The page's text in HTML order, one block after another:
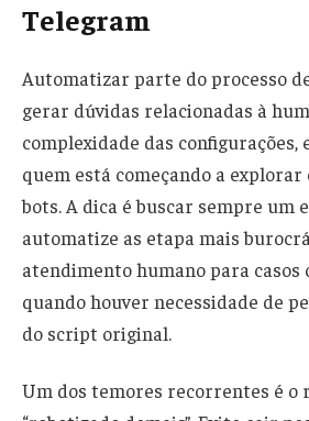
Telegram
Automatizar parte do processo
gerar dúvidas relacionadas à
complexidade das configurações,
quem está começando a explorar
bots. A dica é buscar sempre um
automatize as etapa mais
atendimento humano para casos
quando houver necessidade de
do script original.
Um dos temores recorrentes é o